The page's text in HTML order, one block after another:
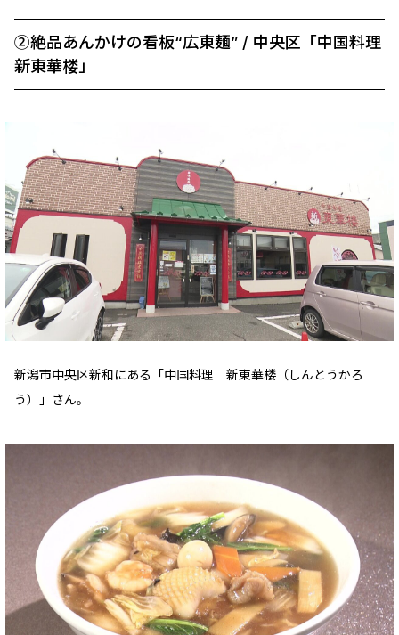
②絶品あんかけの看板“広東麺” / 中央区「中国料理
新東華楼」
新潟市中央区新和にある「中国料理 新東華楼（しんとうかろ
う）」さん。